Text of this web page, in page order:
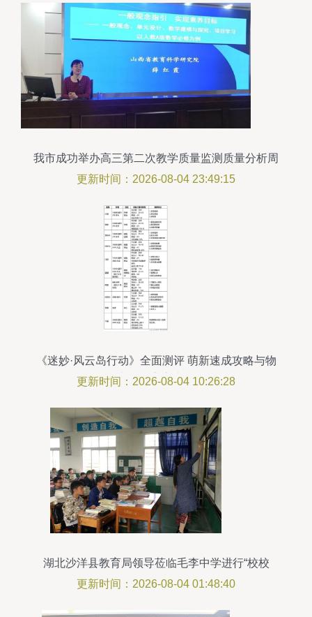
我市成功举办高三第二次教学质量监测质量分析周
活动
更新时间：2026-08-04 23:49:15
《迷妙·风云岛行动》全面测评 萌新速成攻略与物
品百科全书（含官方未公开数据）
更新时间：2026-08-04 10:26:28
湖北沙洋县教育局领导莅临毛李中学进行“校校
行”工作视导
更新时间：2026-08-04 01:48:40